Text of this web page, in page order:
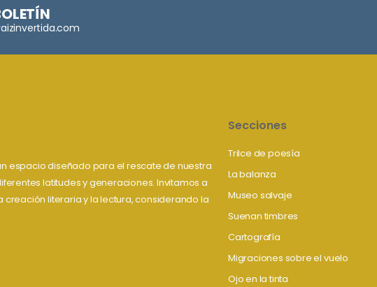
espacio diseñado para el rescate de nuestra
latitudes y generaciones. Invitamos a
literaria y la lectura, considerando la
Secciones
Trilce de poesía
La balanza
Museo salvaje
Suenan timbres
Cartografía
Migraciones sobre el vuelo
Ojo en la tinta